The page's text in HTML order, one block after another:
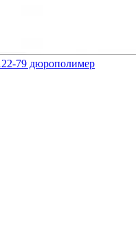
79 дюрополимер